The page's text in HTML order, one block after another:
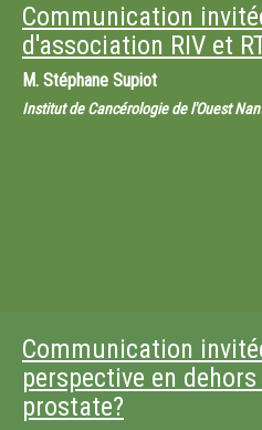
Communication
d'association RIV et
M. Stéphane Supiot
Institut de Cancérologie de l'Ouest
Communication
perspective en
prostate?